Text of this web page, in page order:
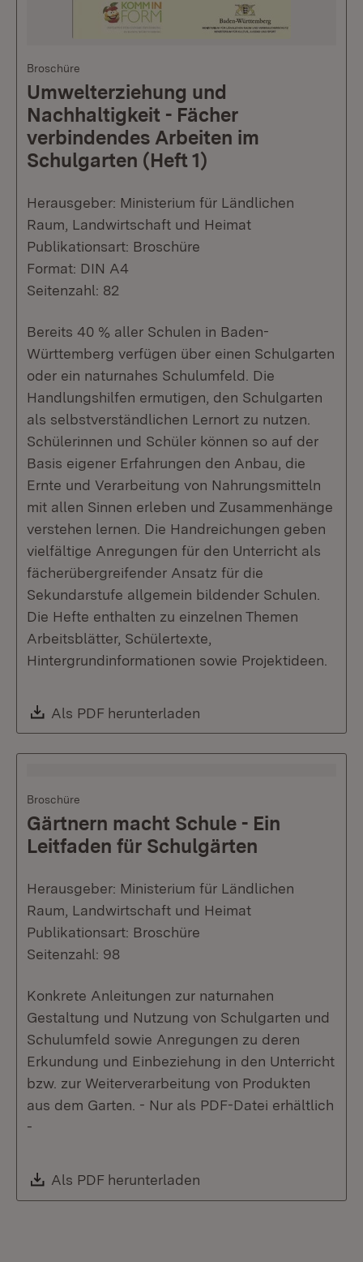
Broschüre
Umwelterziehung und
Nachhaltigkeit - Fächer
verbindendes Arbeiten im
Schulgarten (Heft 1)
Herausgeber: Ministerium für Ländlichen
Raum, Landwirtschaft und Heimat
Publikationsart: Broschüre
Format: DIN A4
Seitenzahl: 82
Bereits 40 % aller Schulen in Baden-
Württemberg verfügen über einen Schulgarten
oder ein naturnahes Schulumfeld. Die
Handlungshilfen ermutigen, den Schulgarten
als selbstverständlichen Lernort zu nutzen.
Schülerinnen und Schüler können so auf der
Basis eigener Erfahrungen den Anbau, die
Ernte und Verarbeitung von Nahrungsmitteln
mit allen Sinnen erleben und Zusammenhänge
verstehen lernen. Die Handreichungen geben
vielfältige Anregungen für den Unterricht als
fächerübergreifender Ansatz für die
Sekundarstufe allgemein bildender Schulen.
Die Hefte enthalten zu einzelnen Themen
Arbeitsblätter, Schülertexte,
Hintergrundinformationen sowie Projektideen.
Download:
Als PDF herunterladen
Broschüre
Gärtnern macht Schule - Ein
Leitfaden für Schulgärten
Herausgeber: Ministerium für Ländlichen
Raum, Landwirtschaft und Heimat
Publikationsart: Broschüre
Seitenzahl: 98
Konkrete Anleitungen zur naturnahen
Gestaltung und Nutzung von Schulgarten und
Schulumfeld sowie Anregungen zu deren
Erkundung und Einbeziehung in den Unterricht
bzw. zur Weiterverarbeitung von Produkten
aus dem Garten. - Nur als PDF-Datei erhältlich
-
Download:
Als PDF herunterladen